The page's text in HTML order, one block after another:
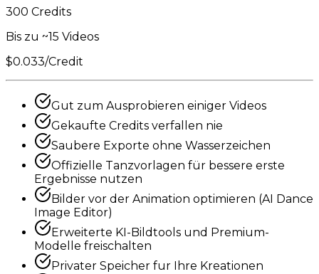
300 Credits
Bis zu ~15 Videos
$0.033/Credit
Gut zum Ausprobieren einiger Videos
Gekaufte Credits verfallen nie
Saubere Exporte ohne Wasserzeichen
Offizielle Tanzvorlagen für bessere erste
Ergebnisse nutzen
Bilder vor der Animation optimieren (AI Dance
Image Editor)
Erweiterte KI-Bildtools und Premium-
Modelle freischalten
Privater Speicher fur Ihre Kreationen